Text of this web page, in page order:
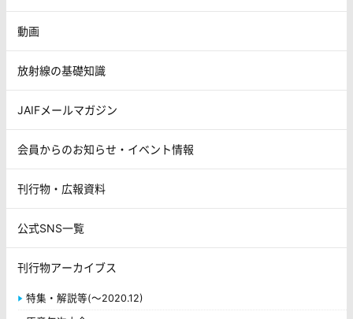
動画
放射線の基礎知識
JAIFメールマガジン
会員からのお知らせ・イベント情報
刊行物・広報資料
公式SNS一覧
刊行物アーカイブス
特集・解説等(～2020.12)